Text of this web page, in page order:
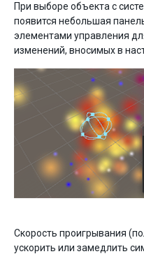
При выборе объекта с
появится небольшая
элементами управления
изменений, вносимых в
Скорость проигрывания
ускорить или замедлить